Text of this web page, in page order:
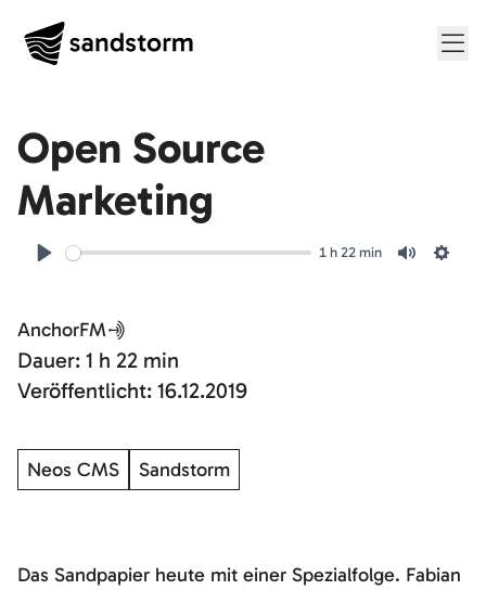
Open Source
Marketing
1 h 22 min
Dauer: 1 h 22 min
Veröffentlicht: 16.12.2019
AnchorFM
Neos CMS Sandstorm
Das Sandpapier heute mit einer Spezialfolge. Fabian